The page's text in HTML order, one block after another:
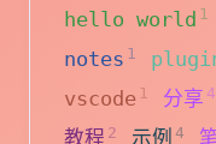
hello world 1
notes 1
vscode 1 分享 4
教程 2 示例 4